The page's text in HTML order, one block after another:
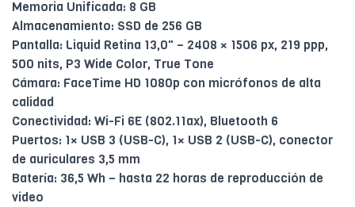
Memoria Unificada: 8 GB
Almacenamiento: SSD de 256 GB
Pantalla: Liquid Retina 13,0" – 2408 × 1506 px, 219 ppp,
500 nits, P3 Wide Color, True Tone
Cámara: FaceTime HD 1080p con micrófonos de alta
calidad
Conectividad: Wi-Fi 6E (802.11ax), Bluetooth 6
Puertos: 1× USB 3 (USB-C), 1× USB 2 (USB-C), conector
de auriculares 3,5 mm
Batería: 36,5 Wh – hasta 22 horas de reproducción de
video